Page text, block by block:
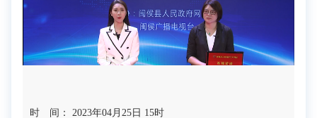
时 间： 2023年04月25日 15时